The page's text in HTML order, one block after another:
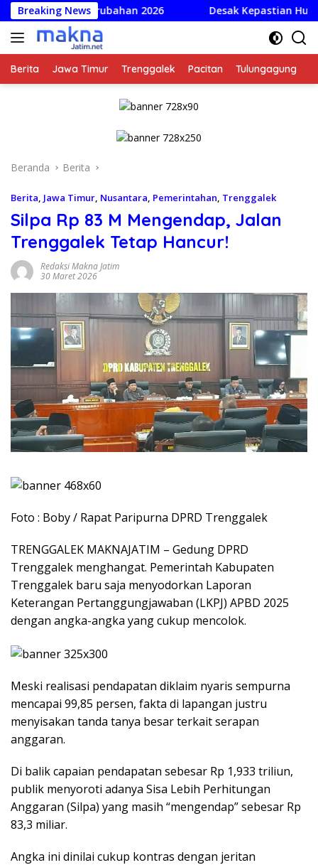
Langsung
ke
konten
Breaking News
Perubahan 2026 Desak Kepastian Hukum ART
Berita Jawa Timur Trenggalek Pacitan Tulungagung
Beranda Berita
Berita Jawa Timur Nusantara Pemerintahan Trenggalek
Silpa Rp 83 M Mengendap, Jalan
Trenggalek Tetap Hancur!
Redaksi Makna Jatim
30 Maret 2026
Foto : Boby / Rapat Paripurna DPRD Trenggalek
TRENGGALEK MAKNAJATIM – Gedung DPRD
Trenggalek menghangat. Pemerintah Kabupaten
Trenggalek baru saja menyodorkan Laporan
Keterangan Pertanggungjawaban (LKPJ) APBD 2025
dengan angka-angka yang cukup mencolok.
Meski realisasi pendapatan diklaim nyaris sempurna
mencapai 99,85 persen, fakta di lapangan justru
menyisakan tanda tanya besar terkait serapan
anggaran.
​Di balik capaian pendapatan sebesar Rp 1,933 triliun,
publik menyoroti adanya Sisa Lebih Perhitungan
Anggaran (Silpa) yang masih “mengendap” sebesar Rp
83,3 miliar.
Angka ini dinilai cukup kontras dengan jeritan